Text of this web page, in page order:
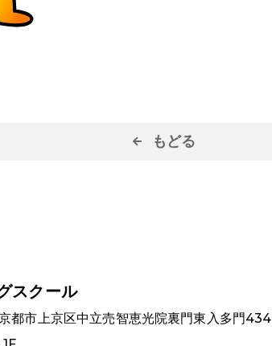
もどる
スクール
都市上京区中立売智恵光院裏門東入多門434